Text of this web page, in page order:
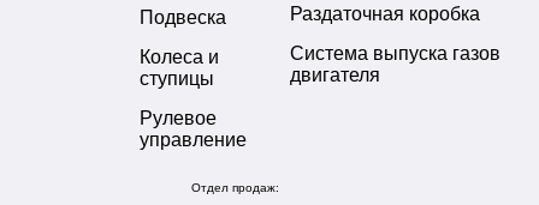
Подвеска
Колеса и
ступицы
Рулевое
управление
Раздаточная коробка
Система выпуска газов
двигателя
Отдел продаж: